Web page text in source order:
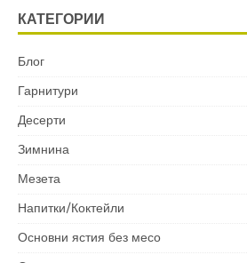
КАТЕГОРИИ
Блог
Гарнитури
Десерти
Зимнина
Мезета
Напитки/Коктейли
Основни ястия без месо